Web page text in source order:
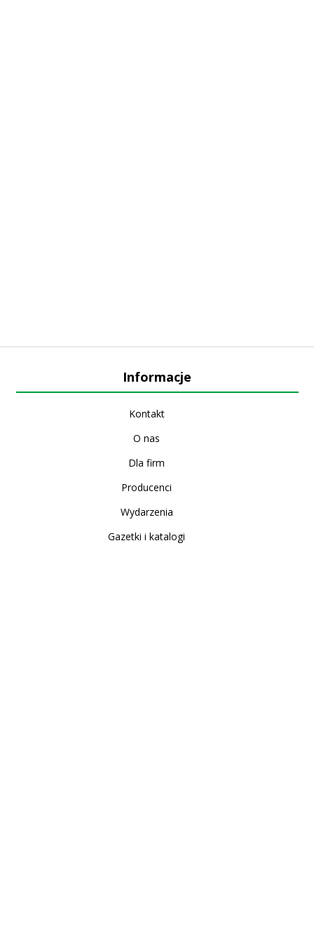
Informacje
Kontakt
O nas
Dla firm
Producenci
Wydarzenia
Gazetki i katalogi